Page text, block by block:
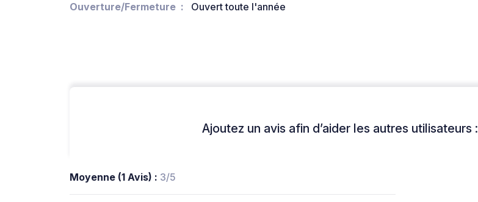
Ouverture/Fermeture
Ouvert toute l'année
Ajoutez un avis afin d’aider les autres utilisateurs :
Moyenne (1 Avis) : 3/5